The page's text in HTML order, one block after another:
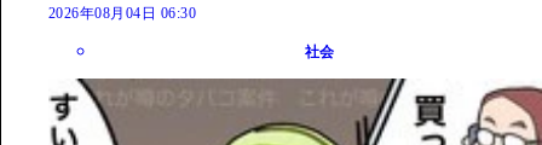
2026年08月04日 06:30
社会